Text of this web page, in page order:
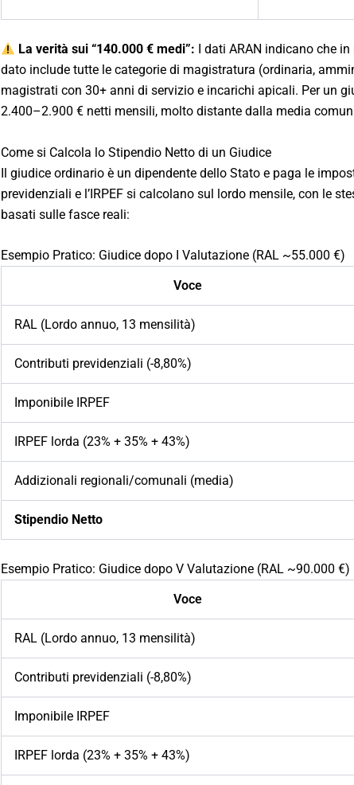
La verità sui “140.000 € medi”: I dati ARAN indicano che
dato include tutte le categorie di magistratura (ordinaria,
magistrati con 30+ anni di servizio e incarichi apicali. Per un
2.400–2.900 € netti mensili, molto distante dalla media
Come si Calcola lo Stipendio Netto di un Giudice
Il giudice ordinario è un dipendente dello Stato e paga le
previdenziali e l’IRPEF si calcolano sul lordo mensile, con le
basati sulle fasce reali:
Esempio Pratico: Giudice dopo I Valutazione (RAL ~55.000 €)
Voce
RAL (Lordo annuo, 13 mensilità)
Contributi previdenziali (-8,80%)
Imponibile IRPEF
IRPEF lorda (23% + 35% + 43%)
Addizionali regionali/comunali (media)
Stipendio Netto
Esempio Pratico: Giudice dopo V Valutazione (RAL ~90.000 €)
Voce
RAL (Lordo annuo, 13 mensilità)
Contributi previdenziali (-8,80%)
Imponibile IRPEF
IRPEF lorda (23% + 35% + 43%)